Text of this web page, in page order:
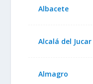
Albacete
Alcalá del Jucar
Almagro